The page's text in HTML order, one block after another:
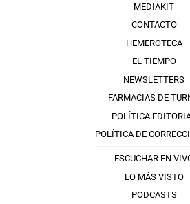
MEDIAKIT
CONTACTO
HEMEROTECA
EL TIEMPO
NEWSLETTERS
FARMACIAS DE
POLÍTICA
POLÍTICA DE
ESCUCHAR EN
LO MÁS VISTO
PODCASTS